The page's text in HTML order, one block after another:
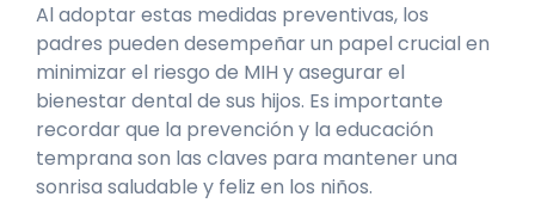
Al adoptar estas medidas preventivas, los
padres pueden desempeñar un papel crucial en
minimizar el riesgo de MIH y asegurar el
bienestar dental de sus hijos. Es importante
recordar que la prevención y la educación
temprana son las claves para mantener una
sonrisa saludable y feliz en los niños.